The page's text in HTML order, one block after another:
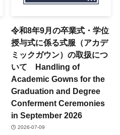
令和8年9月の卒業式・学位
授与式に係る式服（アカデ
ミックガウン）の取扱につ
いて Handling of
Academic Gowns for the
Graduation and Degree
Conferment Ceremonies
in September 2026
2026-07-09